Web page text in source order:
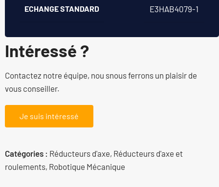
ECHANGE STANDARD E3HAB4079-1
Intéressé ?
Contactez notre équipe, nou snous ferrons un plaisir de
vous conseiller.
Je suis intéressé
Catégories : Réducteurs d'axe, Réducteurs d'axe et
roulements, Robotique Mécanique